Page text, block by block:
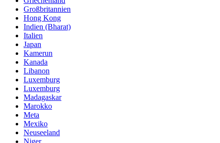
Großbritannien
Hong Kong
Indien (Bharat)
Italien
Japan
Kamerun
Kanada
Libanon
Luxemburg
Luxemburg
Madagaskar
Marokko
Meta
Mexiko
Neuseeland